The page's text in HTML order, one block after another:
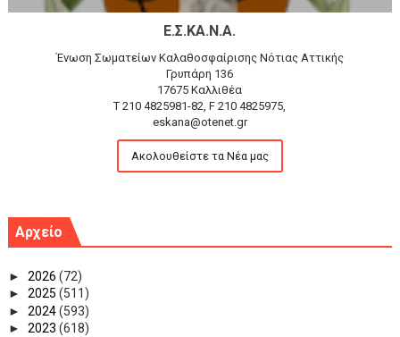
Ε.Σ.ΚΑ.Ν.Α.
Ένωση Σωματείων Καλαθοσφαίρισης Νότιας Αττικής
Γρυπάρη 136
17675 Καλλιθέα
T 210 4825981-82, F 210 4825975,
eskana@otenet.gr
Ακολουθείστε τα Νέα μας
Αρχείο
► 2026 (72)
► 2025 (511)
► 2024(593)
► 2023 (618)